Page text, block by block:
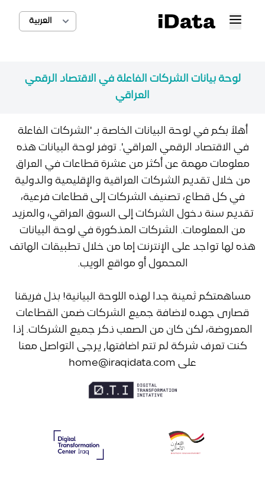
لوحة بيانات الشركات الفاعلة في الاقتصاد الرقمي
العراقي
أهلاً بكم في لوحة البيانات الخاصة بـ 'الشركات الفاعلة
في الاقتصاد الرقمي العراقي'. توفر لوحة البيانات هذه
معلومات مهمة عن أكثر من عشرة قطاعات في العراق
من خلال تقديم الشركات العراقية والإقليمية والدولية
في كل قطاع، تصنيف الشركات إلى قطاعات فرعية،
تقديم سنة دخول الشركات إلى السوق العراقي، والمزيد
من المعلومات. الشركات المذكورة في لوحة البيانات
هذه لها تواجد على الإنترنت إما من خلال تطبيقات الهاتف
المحمول أو مواقع الويب.
مساهمتكم ثمينة جدا لهذه اللوحة البيانية! بذل فريقنا
قصارى جهده لاضافة جميع الشركات ضمن القطاعات
المعروضة، لكن كان من الصعب ذكر جميع الشركات. إذا
كنت تعرف شركة لم تتم اضافتها, يرجى التواصل معنا
على home@iraqidata.com